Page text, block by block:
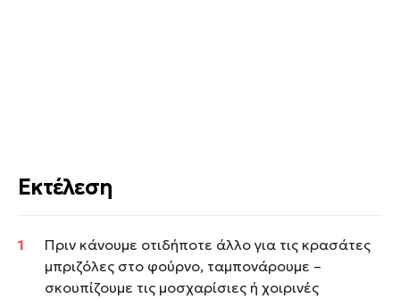
Εκτέλεση
Πριν κάνουμε οτιδήποτε άλλο για τις κρασάτες
μπριζόλες στο φούρνο, ταμπονάρουμε –
σκουπίζουμε τις μοσχαρίσιες ή χοιρινές